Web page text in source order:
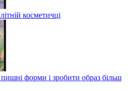
косметичці
пишні форми і зробити образ більш